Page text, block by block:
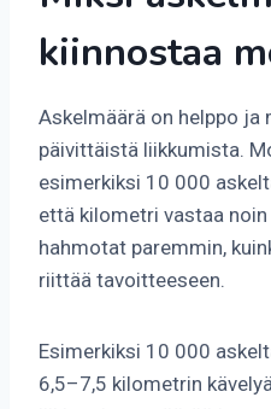
kiinnostaa
Askelmäärä on helppo ja
päivittäistä liikkumista.
esimerkiksi 10 000
että kilometri vastaa
hahmotat paremmin,
riittää tavoitteeseen.
Esimerkiksi 10 000
6,5–7,5 kilometrin